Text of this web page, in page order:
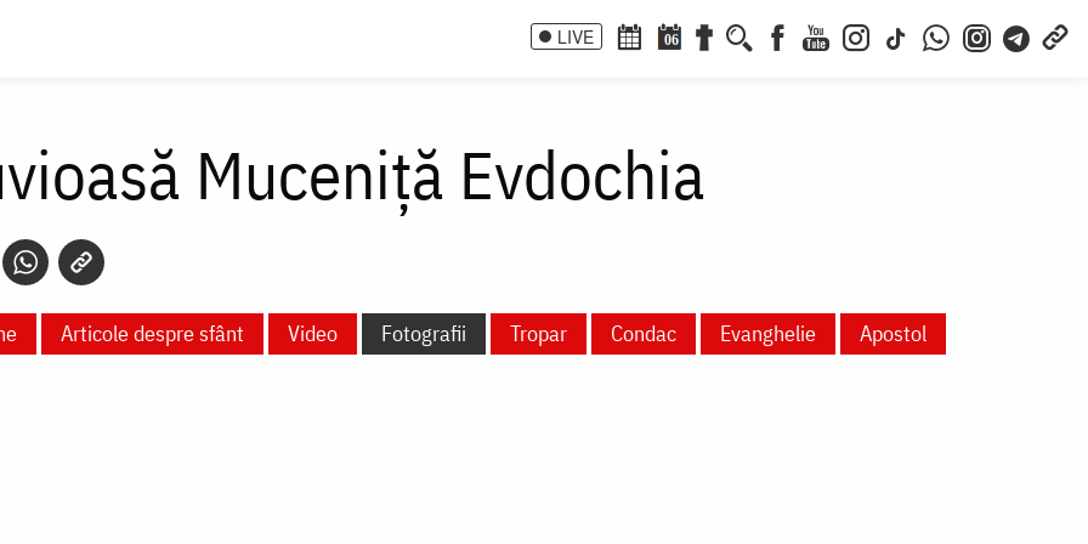
LIVE 06
Muceniță Evdochia
Articole despre sfânt Video Fotografii Tropar Condac Evanghelie Apostol